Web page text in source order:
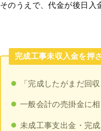
そのうえで、代金が後日入
完成工事未収入金を押
「完成したがまだ回
一般会計の売掛金に
未成工事支出金・完